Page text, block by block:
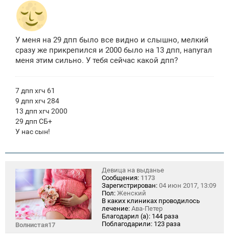
У меня на 29 дпп было все видно и слышно, мелкий
сразу же прикрепился и 2000 было на 13 дпп, напугал
меня этим сильно. У тебя сейчас какой дпп?
7 дпп хгч 61
9 дпп хгч 284
13 дпп хгч 2000
29 дпп СБ+
У нас сын!
Волнистая17
Девица на выданье
Сообщения: 1173
Зарегистрирован: 04 июн 2017, 13:09
Пол: Женский
В каких клиниках проводилось
лечение: Ава-Петер
Благодарил (а): 144 раза
Поблагодарили: 123 раза